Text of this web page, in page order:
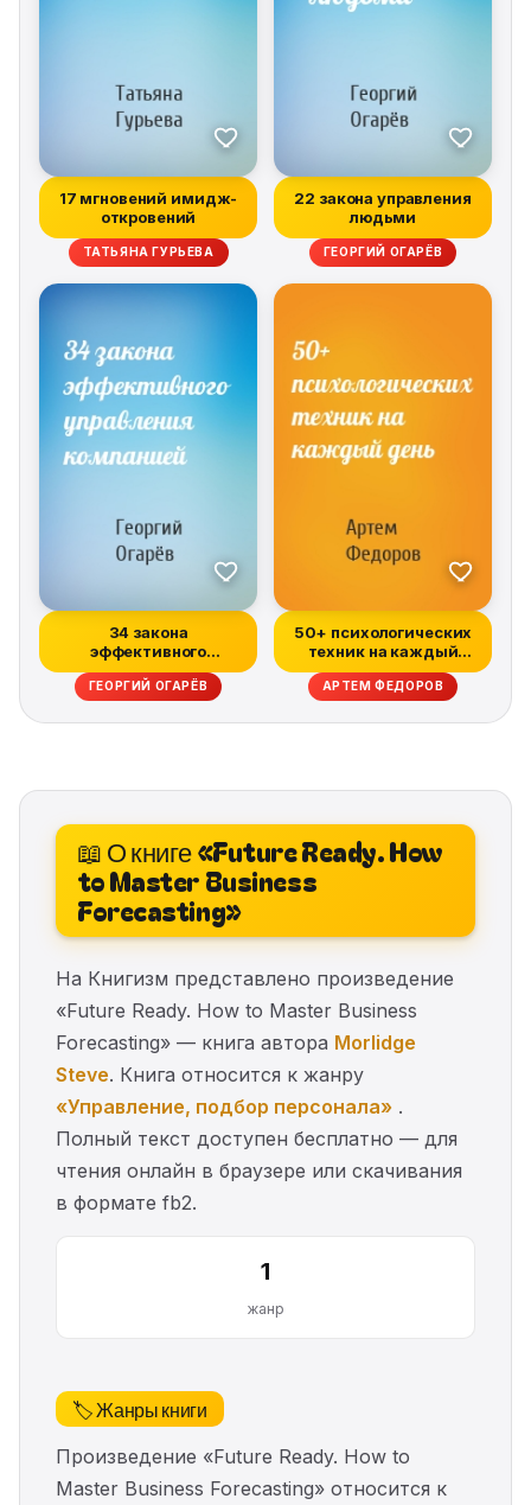
Cost Accounting: A Managerial Emphasis, Introduction
to Management Accounting, and Financial Accounting
«In the area of Forecasting, it is the best book in the
market.» —Fritz Roemer. Leader of Enterprise
Performance Executive Advisory Program, the Hackett
Group
17 мгновений имидж-
откровений
ТАТЬЯНА ГУРЬЕВА
22 закона управления
людьми
ГЕОРГИЙ ОГАРЁВ
34 закона
эффективного
управления компанией
ГЕОРГИЙ ОГАРЁВ
50+ психологических
техник на каждый
день
АРТЕМ ФЕДОРОВ
📖 О книге «Future Ready. How
to Master Business
Forecasting»
На Книгизм представлено произведение
«Future Ready. How to Master Business
Forecasting» — книга автора Morlidge
Steve. Книга относится к жанру
«Управление, подбор персонала» .
Полный текст доступен бесплатно — для
чтения онлайн в браузере или скачивания
в формате fb2.
1
жанр
🏷️ Жанры книги
Произведение «Future Ready. How to
Master Business Forecasting» относится к